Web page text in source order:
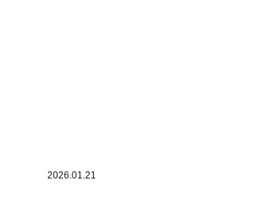
2026.01.21